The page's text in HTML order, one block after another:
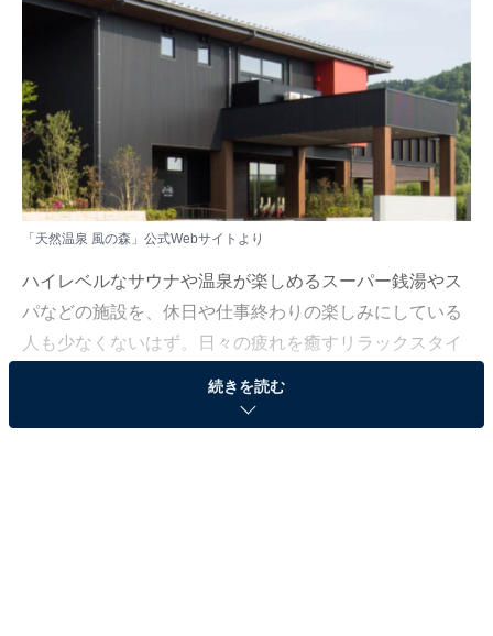
「天然温泉 風の森」公式Webサイトより
ハイレベルなサウナや温泉が楽しめるスーパー銭湯やス
パなどの施設を、休日や仕事終わりの楽しみにしている
人も少なくないはず。日々の疲れを癒すリラックスタイ
ムは、何物にも代えがたい時間ですよね。しかし、近年
では高い人気をほこる施設も多く、どこに行けばよいか
続きを読む